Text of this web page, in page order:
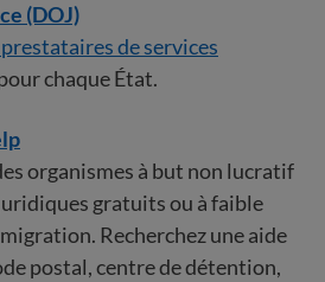
(DOJ)
de services
chaque État.
organismes à but non lucratif
gratuits ou à faible
Recherchez une aide
postal, centre de détention,